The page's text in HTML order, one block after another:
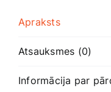
Apraksts
Atsauksmes (0)
Informācija par